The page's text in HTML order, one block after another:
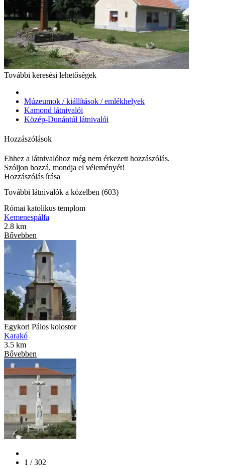
További keresési lehetőségek
Múzeumok / kiállítások / emlékhelyek
Kamond látnivalói
Közép-Dunántúl látnivalói
Hozzászólások
Ehhez a látnivalóhoz még nem érkezett hozzászólás.
Szóljon hozzá, mondja el véleményét!
Hozzászólás írása
További látnivalók a közelben (603)
Római katolikus templom
Kemenespálfa
2.8 km
Bővebben
Egykori Pálos kolostor
Karakó
3.5 km
Bővebben
1 / 302